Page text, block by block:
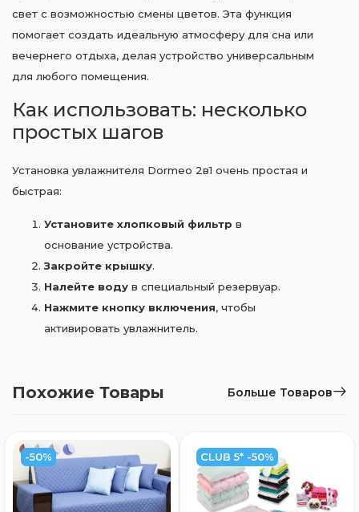
свет с возможностью смены цветов. Эта функция
помогает создать идеальную атмосферу для сна или
вечернего отдыха, делая устройство универсальным
для любого помещения.
Как использовать: несколько
простых шагов
Установка увлажнителя Dormeo 2в1 очень простая и
быстрая:
Установите хлопковый фильтр в
основание устройства.
Закройте крышку.
Налейте воду в специальный резервуар.
Нажмите кнопку включения, чтобы
активировать увлажнитель.
Похожие Товары Больше Товаров
-50% CLUB 5* -50%